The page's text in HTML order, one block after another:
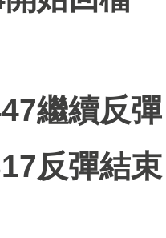
繼續反彈
反彈結束